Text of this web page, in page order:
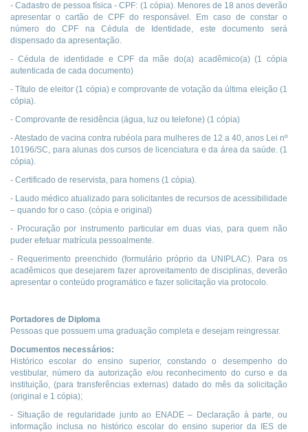
- Cadastro de pessoa física - CPF: (1 cópia). Menores de 18 anos deverão
apresentar o cartão de CPF do responsável. Em caso de constar o
número do CPF na Cédula de Identidade, este documento será
dispensado da apresentação.
- Cédula de identidade e CPF da mãe do(a) acadêmico(a) (1 cópia
autenticada de cada documento)
- Título de eleitor (1 cópia) e comprovante de votação da última eleição (1
cópia).
- Comprovante de residência (água, luz ou telefone) (1 cópia)
- Atestado de vacina contra rubéola para mulheres de 12 a 40, anos Lei nº
10196/SC, para alunas dos cursos de licenciatura e da área da saúde. (1
cópia).
- Certificado de reservista, para homens (1 cópia).
- Laudo médico atualizado para solicitantes de recursos de acessibilidade
– quando for o caso. (cópia e original)
- Procuração por instrumento particular em duas vias, para quem não
puder efetuar matrícula pessoalmente.
- Requerimento preenchido (formulário próprio da UNIPLAC). Para os
acadêmicos que desejarem fazer aproveitamento de disciplinas, deverão
apresentar o conteúdo programático e fazer solicitação via protocolo.
Portadores de Diploma
Pessoas que possuem uma graduação completa e desejam reingressar.
Documentos necessários:
Histórico escolar do ensino superior, constando o desempenho do
vestibular, número da autorização e/ou reconhecimento do curso e da
instituição, (para transferências externas) datado do mês da solicitação
(original e 1 cópia);
- Situação de regularidade junto ao ENADE – Declaração à parte, ou
informação inclusa no histórico escolar do ensino superior da IES de